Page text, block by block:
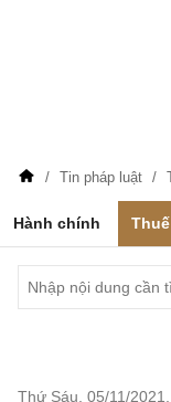
Tin pháp luật
Hành chính
Thứ Sáu, 05/11/2021